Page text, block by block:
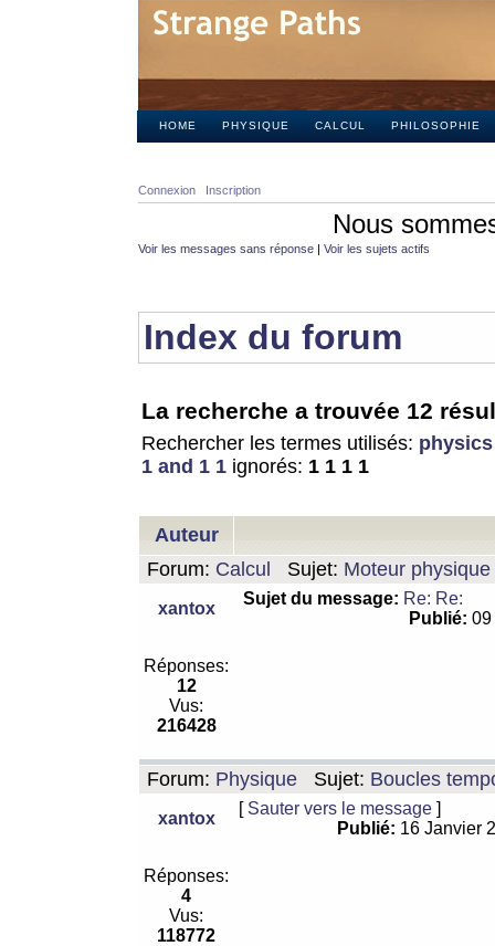
HOME PHYSIQUE CALCUL PHILOSOPHIE
Connexion Inscription
Nous
Voir les messages sans réponse | Voir les sujets actifs
Index du forum
La recherche a trouvée 12
Rechercher les termes utilisés:
1 and 1 1 ignorés: 1 1 1 1
Auteur
Forum: Calcul Sujet: Moteur
xantox
Sujet du message: Re: Re:
Publié:
Réponses:
12
Vus:
216428
Forum: Physique Sujet: Boucles
xantox
[ Sauter vers le message ]
Publié: 16 Janvier
Réponses:
4
Vus:
118772